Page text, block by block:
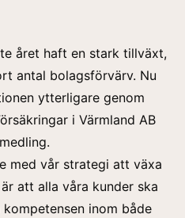
året haft en stark tillväxt,
antal bolagsförvärv. Nu
ytterligare genom
i Värmland AB
med vår strategi att växa
att alla våra kunder ska
inom både